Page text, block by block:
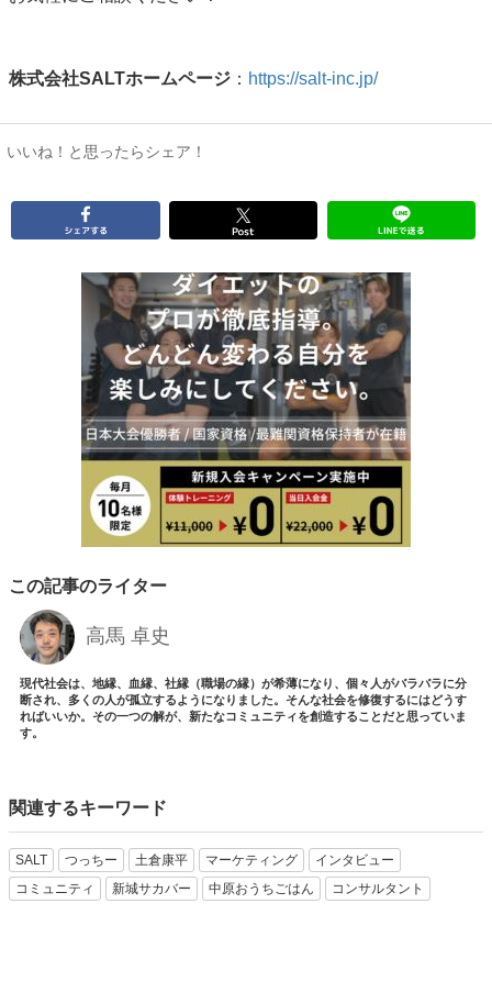
株式会社SALTホームページ ： https://salt-inc.jp/
いいね！と思ったらシェア！
この記事のライター
高馬 卓史
現代社会は、地縁、血縁、社縁（職場の縁）が希薄になり、個々人がバラバラに分
断され、多くの人が孤立するようになりました。そんな社会を修復するにはどうす
ればいいか。その一つの解が、新たなコミュニティを創造することだと思っていま
す。
関連するキーワード
SALT つっちー 土倉康平 マーケティング
インタビュー
コミュニティ
新城サカバー 中原おうちごはん コンサルタント